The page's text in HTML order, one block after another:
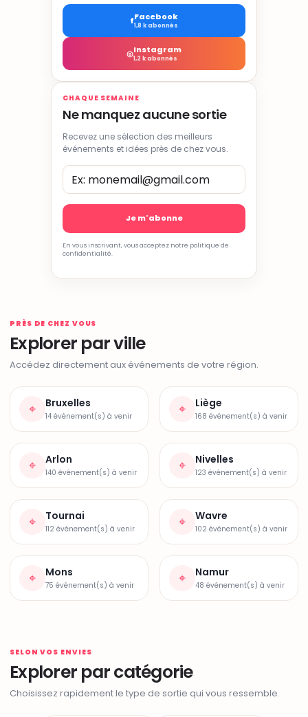
fFacebook
1,8 k abonnés
◎Instagram
1,2 k abonnés
CHAQUE SEMAINE
Ne manquez aucune sortie
Recevez une sélection des meilleurs
événements et idées près de chez vous.
En vous inscrivant, vous acceptez notre politique de
confidentialité.
PRÈS DE CHEZ VOUS
Explorer par ville
Accédez directement aux événements de votre région.
⌖ Bruxelles
14 événement(s) à venir ⌖ Liège
168 événement(s) à venir
⌖ Arlon
140 événement(s) à venir ⌖ Nivelles
123 événement(s) à venir
⌖ Tournai
112 événement(s) à venir ⌖ Wavre
102 événement(s) à venir
⌖ Mons
75 événement(s) à venir ⌖ Namur
48 événement(s) à venir
SELON VOS ENVIES
Explorer par catégorie
Choisissez rapidement le type de sortie qui vous ressemble.